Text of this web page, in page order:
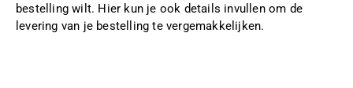
bestelling wilt. Hier kun je ook details invullen om de
levering van je bestelling te vergemakkelijken.